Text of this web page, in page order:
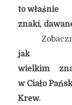
to właśnie
znaki,
jak
wielkim
w Ciało
Krew.